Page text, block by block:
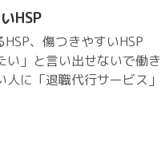
HSP
、傷つきやすいHSP
い」と言い出せないで働き
に「退職代行サービス」